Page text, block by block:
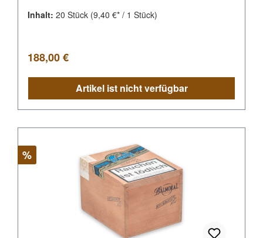
Inhalt: 20 Stück (9,40 €* / 1 Stück)
Regulärer Preis:
188,00 €
Artikel ist nicht verfügbar
Rabatt
%